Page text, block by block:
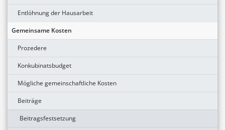
Entlöhnung der Hausarbeit
Gemeinsame Kosten
Prozedere
Konkubinatsbudget
Mögliche gemeinschaftliche Kosten
Beiträge
Beitragsfestsetzung